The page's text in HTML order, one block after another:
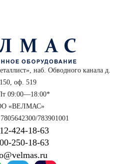
наб. Обводного канала д.
150, оф. 519
09:00—18:00*
«ВЕЛМАС»
783901001